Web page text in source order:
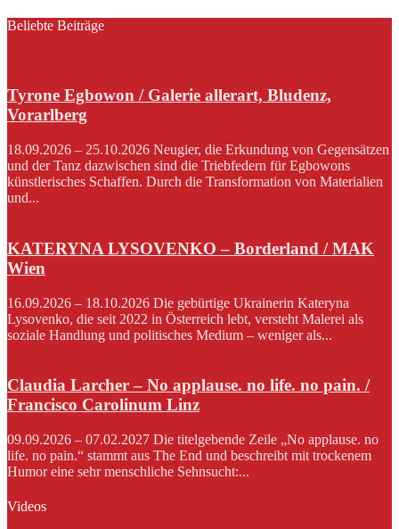
Beliebte Beiträge
Tyrone Egbowon / Galerie allerart, Bludenz,
Vorarlberg
18.09.2026 – 25.10.2026 Neugier, die Erkundung von Gegensätzen
und der Tanz dazwischen sind die Triebfedern für Egbowons
künstlerisches Schaffen. Durch die Transformation von Materialien
und...
KATERYNA LYSOVENKO – Borderland / MAK
Wien
16.09.2026 – 18.10.2026 Die gebürtige Ukrainerin Kateryna
Lysovenko, die seit 2022 in Österreich lebt, versteht Malerei als
soziale Handlung und politisches Medium – weniger als...
Claudia Larcher – No applause. no life. no pain. /
Francisco Carolinum Linz
09.09.2026 – 07.02.2027 Die titelgebende Zeile „No applause. no
life. no pain.“ stammt aus The End und beschreibt mit trockenem
Humor eine sehr menschliche Sehnsucht:...
Videos